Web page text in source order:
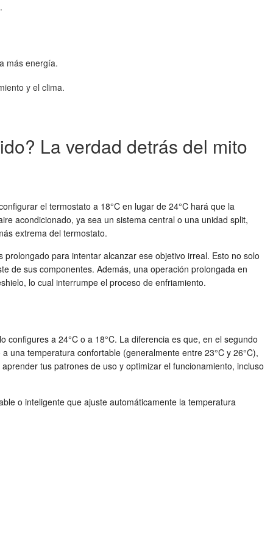
más energía.
y el clima.
La verdad detrás del mito
el termostato a 18°C en lugar de 24°C hará que la
acondicionado, ya sea un sistema central o una unidad split,
extrema del termostato.
para intentar alcanzar ese objetivo irreal. Esto no solo
de sus componentes. Además, una operación prolongada en
lo cual interrumpe el proceso de enfriamiento.
a 24°C o a 18°C. La diferencia es que, en el segundo
una temperatura confortable (generalmente entre 23°C y 26°C),
tus patrones de uso y optimizar el funcionamiento, incluso
o inteligente que ajuste automáticamente la temperatura